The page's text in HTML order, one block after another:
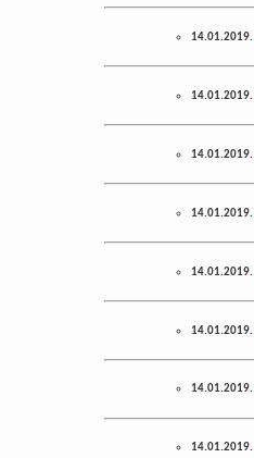
14.01.2019.
14.01.2019.
14.01.2019.
14.01.2019.
14.01.2019.
14.01.2019.
14.01.2019.
14.01.2019.